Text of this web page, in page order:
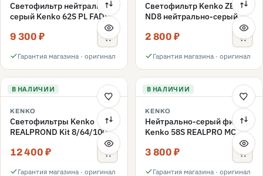
Светофильтр нейтрально-
серый Kenko 62S PL FADER
с переменной плотностью
ND3-ND400 62mm
9 300 ₽
Гарантия магазина · оригинал
Светофильтр Kenko ZETA
ND8 нейтрально-серый
2 800 ₽
Гарантия магазина · оригинал
В НАЛИЧИИ
KENKO
Светофильтры Kenko
REALPROND Kit 8/64/1000
12 400 ₽
Гарантия магазина · оригинал
В НАЛИЧИИ
KENKO
Нейтрально-серый фильтр
Kenko 58S REALPRO MC
3 800 ₽
Гарантия магазина · оригинал